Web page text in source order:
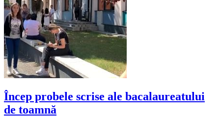
Încep probele scrise ale bacalaureatului
de toamnă